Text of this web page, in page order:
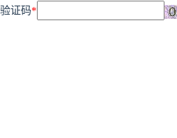
验证码*